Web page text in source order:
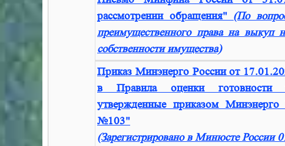
рассмотрении обращения" (По
преимущественного права на выкуп
собственности имущества)
Приказ Минэнерго России от
в Правила оценки готовности
утвержденные приказом
№103"
(Зарегистрировано в Минюсте России